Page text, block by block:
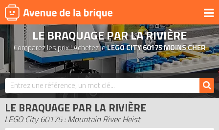
UNIVERS
PRODUITS DÉRIVÉS
NOUVEAUTÉS
LEGO 2026
BONS PLANS
ACTUALITÉS
LE BRAQUAGE PAR LA RIVIÈRE
Comparez les prix ! Achetez leLEGO CITY 60175 MOINS CHER
LE BRAQUAGE PAR LA RIVIÈRE
LEGO City 60175 : Mountain River Heist